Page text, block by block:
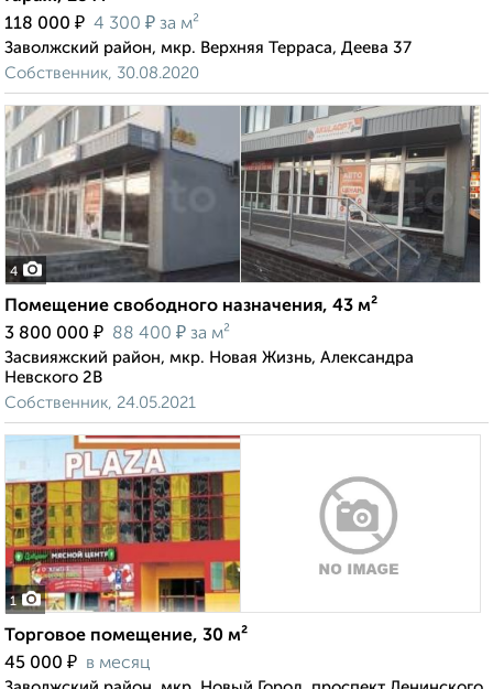
118 000 ₽ 4 300 ₽ за м²
Заволжский район, мкр. Верхняя Терраса, Деева 37
Собственник, 30.08.2020
4
Помещение свободного назначения, 43 м²
3 800 000 ₽ 88 400 ₽ за м²
Засвияжский район, мкр. Новая Жизнь, Александра
Невского 2В
Собственник, 24.05.2021
1
Торговое помещение, 30 м²
45 000 ₽ в месяц